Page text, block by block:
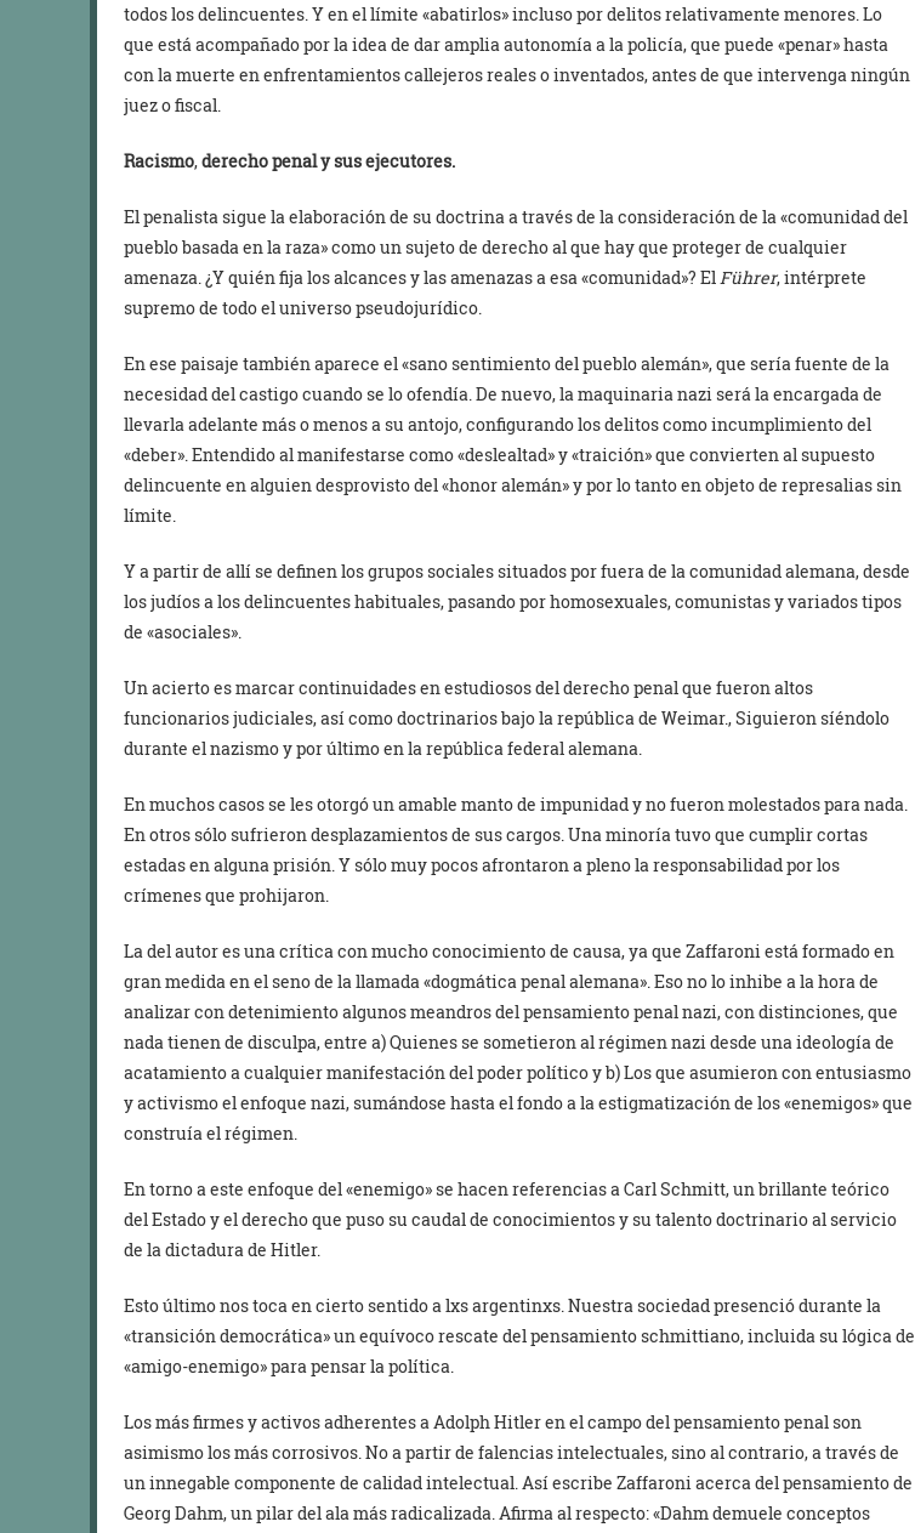
todos los delincuentes. Y en el límite «abatirlos» incluso por delitos relativamente menores. Lo
que está acompañado por la idea de dar amplia autonomía a la policía, que puede «penar» hasta
con la muerte en enfrentamientos callejeros reales o inventados, antes de que intervenga ningún
juez o fiscal.
Racismo,derecho penal y sus ejecutores.
El penalista sigue la elaboración de su doctrina a través de la consideración de la «comunidad del
pueblo basada en la raza» como un sujeto de derecho al que hay que proteger de cualquier
amenaza. ¿Y quién fija los alcances y las amenazas a esa «comunidad»? ElFührer, intérprete
supremo de todo el universo pseudojurídico.
En ese paisaje también aparece el «sano sentimiento del pueblo alemán», que sería fuente de la
necesidad del castigo cuando se lo ofendía. De nuevo, la maquinaria nazi será la encargada de
llevarla adelante más o menos a su antojo, configurando los delitos como incumplimiento del
«deber». Entendido al manifestarse como «deslealtad» y «traición» que convierten al supuesto
delincuente en alguien desprovisto del «honor alemán» y por lo tanto en objeto de represalias sin
límite.
Y a partir de allí se definen los grupos sociales situados por fuera de la comunidad alemana, desde
los judíos a los delincuentes habituales, pasando por homosexuales, comunistas y variados tipos
de «asociales».
Un acierto es marcar continuidades en estudiosos del derecho penal que fueron altos
funcionarios judiciales, así como doctrinarios bajo la república de Weimar., Siguieron síéndolo
durante el nazismo y por último en la república federal alemana.
En muchos casos se les otorgó un amable manto de impunidad y no fueron molestados para nada.
En otros sólo sufrieron desplazamientos de sus cargos. Una minoría tuvo que cumplir cortas
estadas en alguna prisión. Y sólo muy pocos afrontaron a pleno la responsabilidad por los
crímenes que prohijaron.
La del autor es una crítica con mucho conocimiento de causa, ya que Zaffaroni está formado en
gran medida en el seno de la llamada «dogmática penal alemana». Eso no lo inhibe a la hora de
analizar con detenimiento algunos meandros del pensamiento penal nazi, con distinciones, que
nada tienen de disculpa, entre a) Quienes se sometieron al régimen nazi desde una ideología de
acatamiento a cualquier manifestación del poder político y b) Los que asumieron con entusiasmo
y activismo el enfoque nazi, sumándose hasta el fondo a la estigmatización de los «enemigos» que
construía el régimen.
En torno a este enfoque del «enemigo» se hacen referencias a Carl Schmitt, un brillante teórico
del Estado y el derecho que puso su caudal de conocimientos y su talento doctrinario al servicio
de la dictadura de Hitler.
Esto último nos toca en cierto sentido a lxs argentinxs. Nuestra sociedad presenció durante la
«transición democrática» un equívoco rescate del pensamiento schmittiano, incluida su lógica de
«amigo-enemigo» para pensar la política.
Los más firmes y activos adherentes a Adolph Hitler en el campo del pensamiento penal son
asimismo los más corrosivos. No a partir de falencias intelectuales, sino al contrario, a través de
un innegable componente de calidad intelectual. Así escribe Zaffaroni acerca del pensamiento de
Georg Dahm, un pilar del ala más radicalizada. Afirma al respecto: «Dahm demuele conceptos